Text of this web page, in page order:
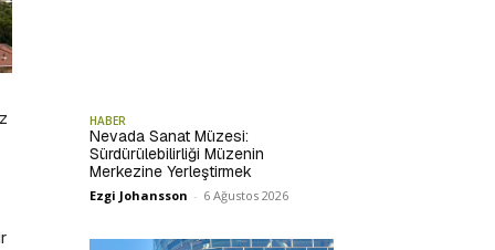
HABER
Nevada Sanat Müzesi:
Sürdürülebilirliği Müzenin
Merkezine Yerleştirmek
Ezgi Johansson - 6 Ağustos 2026